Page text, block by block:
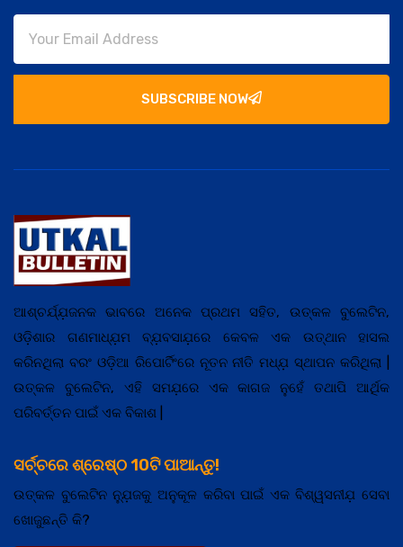
SUBSCRIBE NOW
ଆଶ୍ଚର୍ଯ୍ଯ଼ଜନକ ଭାବରେ ଅନେକ ପ୍ରଥମ ସହିତ, ଉତ୍କଳ ବୁଲେଟିନ,
ଓଡ଼ିଶାର ଗଣମାଧ୍ଯ଼ମ ବ୍ଯ଼ବସାଯ଼ରେ କେବଳ ଏକ ଉତ୍ଥାନ ହାସଲ
କରିନଥିଲା ବରଂ ଓଡ଼ିଆ ରିପୋର୍ଟିଂରେ ନୂତନ ନୀତି ମଧ୍ଯ଼ ସ୍ଥାପନ କରିଥିଲା |
ଉତ୍କଳ ବୁଲେଟିନ, ଏହି ସମଯ଼ରେ ଏକ କାଗଜ ନୁହେଁ ତଥାପି ଆର୍ଥିକ
ପରିବର୍ତ୍ତନ ପାଇଁ ଏକ ବିକାଶ |
ସର୍ଚ୍ଚରେ ଶ୍ରେଷ୍ଠ 10ଟି ପାଆନ୍ତୁ!
ଉତ୍କଳ ବୁଲେଟିନ ନ୍ଯ଼ୁଜକୁ ଅନୁକୂଳ କରିବା ପାଇଁ ଏକ ବିଶ୍ୱସନୀଯ଼ ସେବା
ଖୋଜୁଛନ୍ତି କି?